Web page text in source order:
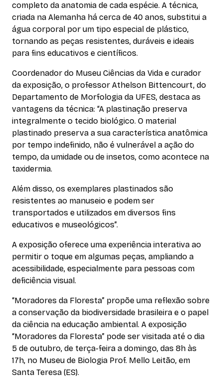
completo da anatomia de cada espécie. A técnica,
criada na Alemanha há cerca de 40 anos, substitui a
água corporal por um tipo especial de plástico,
tornando as peças resistentes, duráveis e ideais
para fins educativos e científicos.
Coordenador do Museu Ciências da Vida e curador
da exposição, o professor Athelson Bittencourt, do
Departamento de Morfologia da UFES, destaca as
vantagens da técnica: “A plastinação preserva
integralmente o tecido biológico. O material
plastinado preserva a sua característica anatômica
por tempo indefinido, não é vulnerável a ação do
tempo, da umidade ou de insetos, como acontece na
taxidermia.
Além disso, os exemplares plastinados são
resistentes ao manuseio e podem ser
transportados e utilizados em diversos fins
educativos e museológicos”.
A exposição oferece uma experiência interativa ao
permitir o toque em algumas peças, ampliando a
acessibilidade, especialmente para pessoas com
deficiência visual.
“Moradores da Floresta” propõe uma reflexão sobre
a conservação da biodiversidade brasileira e o papel
da ciência na educação ambiental. A exposição
“Moradores da Floresta” pode ser visitada até o dia
5 de outubro, de terça-feira a domingo, das 8h às
17h, no Museu de Biologia Prof. Mello Leitão, em
Santa Teresa (ES).